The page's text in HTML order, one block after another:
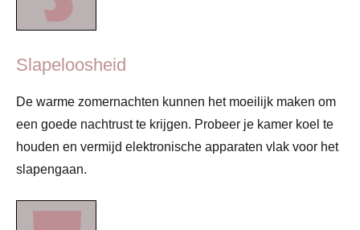
Slapeloosheid
De warme zomernachten kunnen het moeilijk maken om
een goede nachtrust te krijgen. Probeer je kamer koel te
houden en vermijd elektronische apparaten vlak voor het
slapengaan.